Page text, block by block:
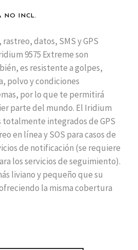
NO INCL.
datos, SMS y GPS
9575 Extreme son
es resistente a golpes,
polvo y condiciones
por lo que te permitirá
parte del mundo. El Iridium
totalmente integrados de GPS
en línea y SOS para casos de
de notificación (se requiere
los servicios de seguimiento).
liviano y pequeño que su
la misma cobertura